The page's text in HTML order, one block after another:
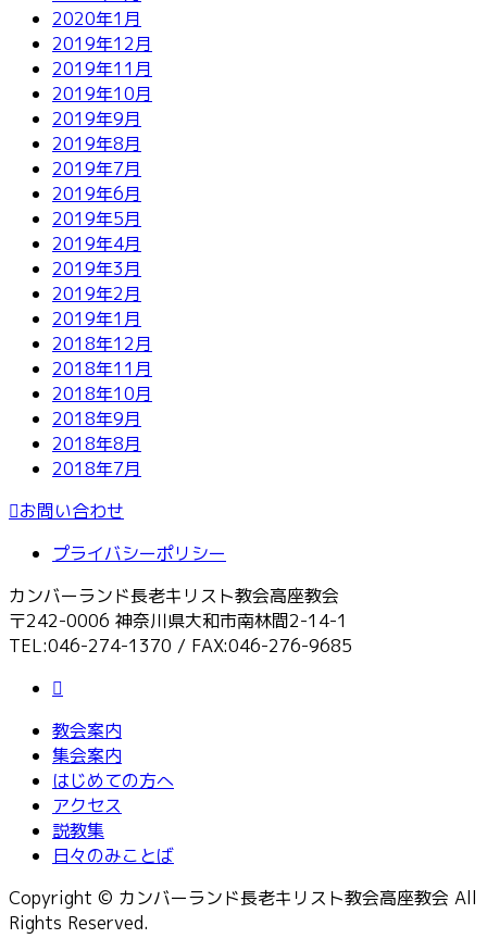
2020年1月
2019年12月
2019年11月
2019年10月
2019年9月
2019年8月
2019年7月
2019年6月
2019年5月
2019年4月
2019年3月
2019年2月
2019年1月
2018年12月
2018年11月
2018年10月
2018年9月
2018年8月
2018年7月
お問い合わせ
プライバシーポリシー
カンバーランド長老キリスト教会高座教会
〒242-0006 神奈川県大和市南林間2-14-1
TEL:046-274-1370 / FAX:046-276-9685
教会案内
集会案内
はじめての方へ
アクセス
説教集
日々のみことば
Copyright © カンバーランド長老キリスト教会高座教会 All
Rights Reserved.